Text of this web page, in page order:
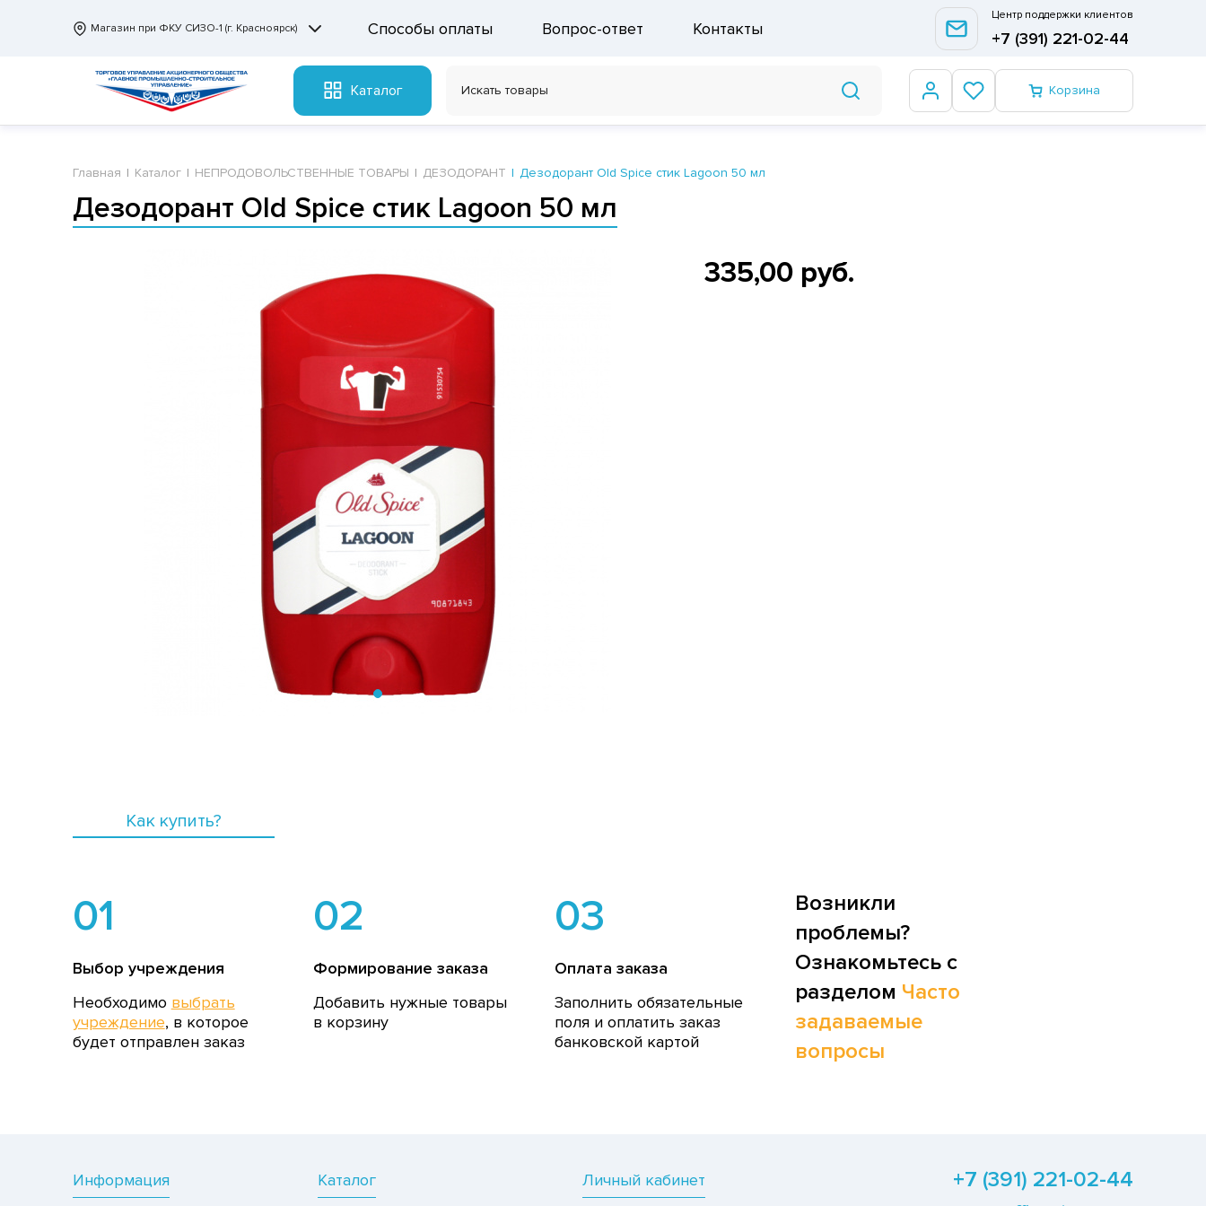
Магазин при ФКУ СИЗО-1 (г. Красноярск) Способы оплаты Вопрос-ответ Контакты
Центр поддержки клиентов
+7 (391) 221-02-44
Каталог Корзина
Главная Каталог НЕПРОДОВОЛЬСТВЕННЫЕ ТОВАРЫ ДЕЗОДОРАНТ Дезодорант Old Spice стик Lagoon 50 мл
Дезодорант Old Spice стик Lagoon 50 мл
335,00 руб.
Как купить?
01
Выбор учреждения
Необходимо выбрать
учреждение, в которое
будет отправлен заказ
02
Формирование заказа
Добавить нужные товары
в корзину
03
Оплата заказа
Заполнить обязательные
поля и оплатить заказ
банковской картой
Возникли
проблемы?
Ознакомьтесь с
разделом Часто
задаваемые
вопросы
Информация Каталог Личный кабинет +7 (391) 221-02-44